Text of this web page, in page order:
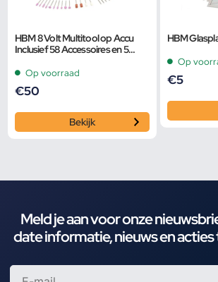
HBM 8 Volt Multitool op Accu
Inclusief 58 Accessoires en 5
Op voorraad
€50
Bekijk
HBM
Op
€5
Meld je aan voor onze
date informatie, nieuws en